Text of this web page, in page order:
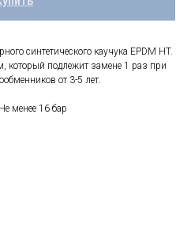
синтетического каучука EPDM HT.
который подлежит замене 1 раз при
от 3-5 лет.
менее 16 бар